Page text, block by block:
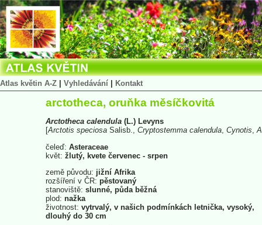
Atlas květin A-Z Vyhledávání Kontakt
arctotheca, oruňka měsíčkovitá
Arctotheca calendula (L.) Levyns
[Arctotis speciosa Salisb., Cryptostemma calendula, Cynotis,
čeleď: Asteraceae
květ: žlutý, kvete červenec - srpen
země původu: jižní Afrika
rozšíření v ČR: pěstovaný
stanoviště: slunné, půda běžná
plod: nažka
životnost: vytrvalý, v našich podmínkách letnička, vysoký,
dlouhý do 30 cm